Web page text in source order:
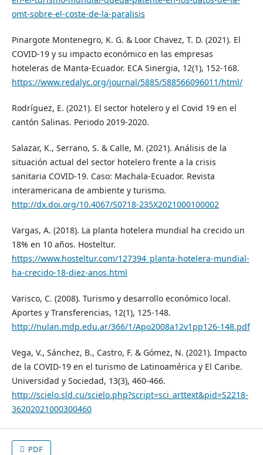
omt-sobre-el-coste-de-la-paralisis
Pinargote Montenegro, K. G. & Loor Chavez, T. D. (2021). El
COVID-19 y su impacto económico en las empresas
hoteleras de Manta-Ecuador. ECA Sinergia, 12(1), 152-168.
https://www.redalyc.org/journal/5885/588566096011/html/
Rodríguez, E. (2021). El sector hotelero y el Covid 19 en el
cantón Salinas. Periodo 2019-2020.
Salazar, K., Serrano, S. & Calle, M. (2021). Análisis de la
situación actual del sector hotelero frente a la crisis
sanitaria COVID-19. Caso: Machala-Ecuador. Revista
interamericana de ambiente y turismo.
http://dx.doi.org/10.4067/S0718-235X2021000100002
Vargas, A. (2018). La planta hotelera mundial ha crecido un
18% en 10 años. Hosteltur.
https://www.hosteltur.com/127394_planta-hotelera-mundial-
ha-crecido-18-diez-anos.html
Varisco, C. (2008). Turismo y desarrollo económico local.
Aportes y Transferencias, 12(1), 125-148.
http://nulan.mdp.edu.ar/366/1/Apo2008a12v1pp126-148.pdf
Vega, V., Sánchez, B., Castro, F. & Gómez, N. (2021). Impacto
de la COVID-19 en el turismo de Latinoamérica y El Caribe.
Universidad y Sociedad, 13(3), 460-466.
http://scielo.sld.cu/scielo.php?script=sci_arttext&pid=S2218-
36202021000300460
PDF